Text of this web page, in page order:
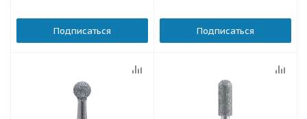
Подписаться Подписаться